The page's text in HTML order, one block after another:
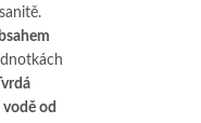
Tvrdá
od